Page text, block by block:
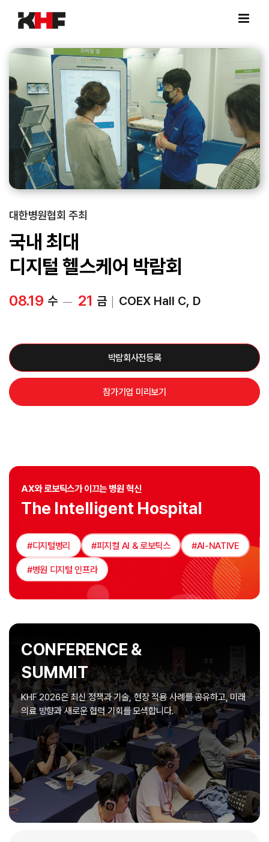
content
대한병원협회 주최
국내 최대
디지털 헬스케어 박람회
08.19 수 21 금 COEX Hall C, D
박람회사전등록
참가기업 미리보기
AX와 로보틱스가 이끄는 병원 혁신
The Intelligent Hospital
#디지털병리 #피지컬 AI & 로보틱스 #AI-NATIVE
#병원 디지털 인프라
CONFERENCE &
SUMMIT
KHF 2026은 최신 정책과 기술,현장 적용 사례를 공유하고, 미래
의료 방향과새로운 협력 기회를 모색합니다.